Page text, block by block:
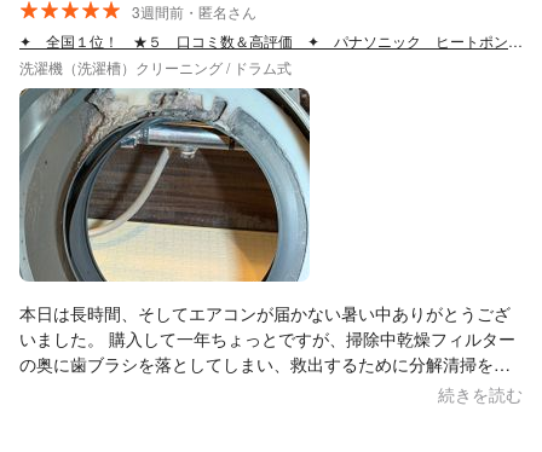
れいさっぱりにしていただけました。洗濯槽よりもヒートポンプ
の汚れがひどかったです。クリーニング前の洗濯槽の画像を上げ
させてもらっています。汚れの現状説明、作業後は我が家の使用
状況も考慮した普段のお手入れのアドバイスをしていただきまし
た。1回目の時にとても親切にしてくれて2回目も迷わずに指名さ
せていただきました。3回目もお願いしますとお話をさせていただ
きました。
3週間前・匿名さん
✦ 全国１位！ ★５ 口コミ数＆高評価 ✦ パナソニック ヒートポンプ無料です！
洗濯機（洗濯槽）クリーニング / ドラム式
本日は長時間、そしてエアコンが届かない暑い中ありがとうござ
いました。 購入して一年ちょっとですが、掃除中乾燥フィルター
の奥に歯ブラシを落としてしまい、救出するために分解清掃を依
頼しました。一年程度ではそれほど汚れていないかなと思ってい
続きを読む